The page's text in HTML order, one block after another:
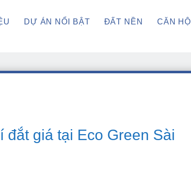
DỰ ÁN NỔI BẬT ĐẤT NỀN CĂN HỘ
đắt giá tại Eco Green Sài